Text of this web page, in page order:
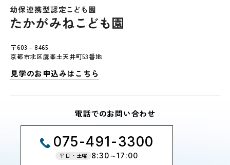
〒603－8465
京都市北区鷹峯土天井町53番地
見学のお申込みはこちら
電話でのお問い合わせ
075-491-3300
平日・土曜 8:30～17:00